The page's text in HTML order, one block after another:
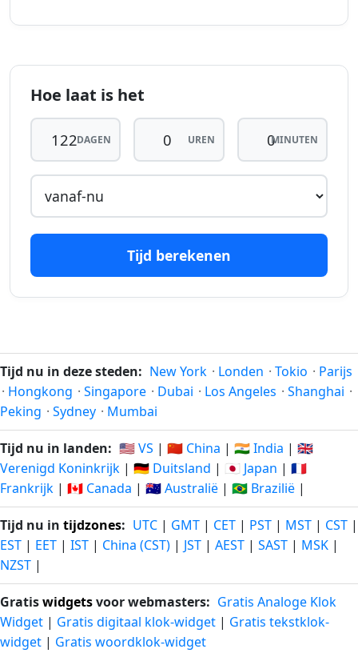
geleden
09-04-
29-11-
dagen
geleden
2026
dagen
vanaf-nu
30-11-
2026
119
dagen
geleden
2026
dagen
vanaf-nu
2026
120
dagen
2026
120
dagen
2026
dagen
geleden
05-04-
2026
dagen
vanaf-nu
03-12-
2026
122
dagen
geleden
04-04-
2026
dagen
vanaf-nu
04-12-
2026
123
geleden
03-04-
2026
123
vanaf-nu
05-12-
2026
dagen
geleden
2026
dagen
vanaf-nu
2026
125 125
Hoe laat is het
DAGEN UREN MINUTEN
Tijd berekenen
Tijd nu in deze steden: New York · Londen · Tokio · Parijs
· Hongkong · Singapore · Dubai · Los Angeles · Shanghai ·
Peking · Sydney · Mumbai
Tijd nu in landen: 🇺🇸 VS | 🇨🇳 China | 🇮🇳 India | 🇬🇧
Verenigd Koninkrijk | 🇩🇪 Duitsland | 🇯🇵 Japan | 🇫🇷
Frankrijk | 🇨🇦 Canada | 🇦🇺 Australië | 🇧🇷 Brazilië |
Tijd nu in tijdzones: UTC | GMT | CET | PST | MST | CST |
EST | EET | IST | China (CST) | JST | AEST | SAST | MSK |
NZST |
Gratiswidgetsvoor webmasters: Gratis Analoge Klok
Widget | Gratis digitaal klok-widget | Gratis tekstklok-
widget | Gratis woordklok-widget